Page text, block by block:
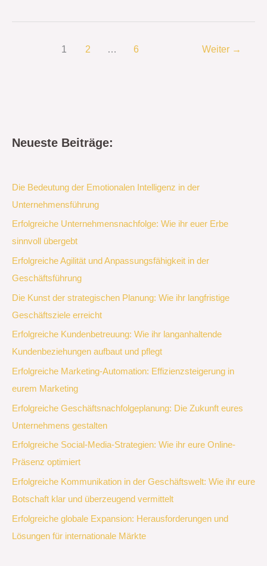
1 2 … 6 Weiter →
Neueste Beiträge:
Die Bedeutung der Emotionalen Intelligenz in der
Unternehmensführung
Erfolgreiche Unternehmensnachfolge: Wie ihr euer Erbe
sinnvoll übergebt
Erfolgreiche Agilität und Anpassungsfähigkeit in der
Geschäftsführung
Die Kunst der strategischen Planung: Wie ihr langfristige
Geschäftsziele erreicht
Erfolgreiche Kundenbetreuung: Wie ihr langanhaltende
Kundenbeziehungen aufbaut und pflegt
Erfolgreiche Marketing-Automation: Effizienzsteigerung in
eurem Marketing
Erfolgreiche Geschäftsnachfolgeplanung: Die Zukunft eures
Unternehmens gestalten
Erfolgreiche Social-Media-Strategien: Wie ihr eure Online-
Präsenz optimiert
Erfolgreiche Kommunikation in der Geschäftswelt: Wie ihr eure
Botschaft klar und überzeugend vermittelt
Erfolgreiche globale Expansion: Herausforderungen und
Lösungen für internationale Märkte